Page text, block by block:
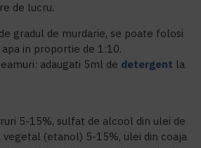
de lucru.
gradul de murdarie, se poate folosi
in proportie de 1:10.
adaugati 5ml de detergent la
5-15%, sulfat de alcool din ulei de
(etanol) 5-15%, ulei din coaja